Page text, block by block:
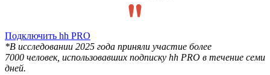
Подключить hh PRO
*В исследовании 2025 года приняли участие более
7000 человек, использовавших подписку hh PRO в течение семи
дней.